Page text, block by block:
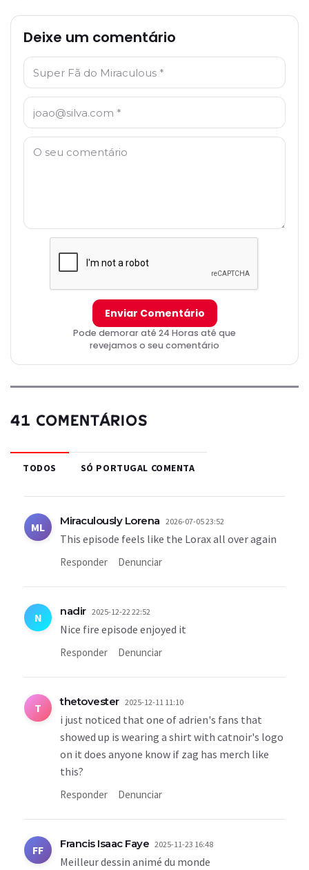
Deixe um comentário
Nome: *
Email: *
Comentário: *
Enviar Comentário
Pode demorar até 24 Horas até que
revejamos o seu comentário
41 COMENTÁRIOS
TODOS SÓ PORTUGAL COMENTA
ML Miraculously Lorena 2026-07-05 23:52
This episode feels like the Lorax all over again
Responder Denunciar
N nadir 2025-12-22 22:52
Nice fire episode enjoyed it
Responder Denunciar
T thetovester 2025-12-11 11:10
i just noticed that one of adrien's fans that
showed up is wearing a shirt with catnoir's logo
on it does anyone know if zag has merch like
this?
Responder Denunciar
FF Francis Isaac Faye 2025-11-23 16:48
Meilleur dessin animé du monde